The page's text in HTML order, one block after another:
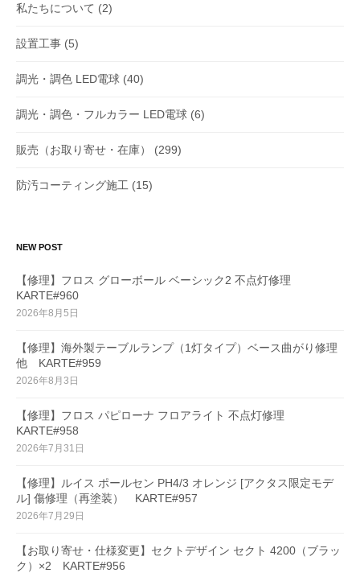
私たちについて (2)
設置工事 (5)
調光・調色 LED電球 (40)
調光・調色・フルカラー LED電球 (6)
販売（お取り寄せ・在庫） (299)
防汚コーティング施工 (15)
NEW POST
【修理】フロス グローボール ベーシック2 不点灯修理
KARTE#960
2026年8月5日
【修理】海外製テーブルランプ（1灯タイプ）ベース曲がり修理
他 KARTE#959
2026年8月3日
【修理】フロス パピローナ フロアライト 不点灯修理
KARTE#958
2026年7月31日
【修理】ルイス ポールセン PH4/3 オレンジ [アクタス限定モデ
ル] 傷修理（再塗装） KARTE#957
2026年7月29日
【お取り寄せ・仕様変更】セクトデザイン セクト 4200（ブラッ
ク）×2 KARTE#956